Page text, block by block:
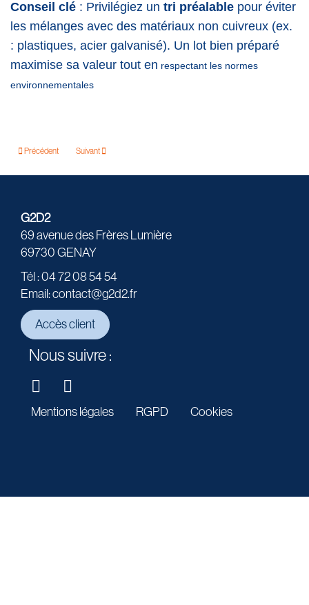
Conseil clé : Privilégiez un tri préalable pour éviter
les mélanges avec des matériaux non cuivreux (ex.
: plastiques, acier galvanisé). Un lot bien préparé
maximise sa valeur tout en respectant les normes
environnementales
Précédent Suivant
G2D2
69 avenue des Frères Lumière
69730 GENAY
Tél : 04 72 08 54 54
Email: contact@g2d2.fr
Accès client
Nous suivre :
Mentions légales RGPD Cookies